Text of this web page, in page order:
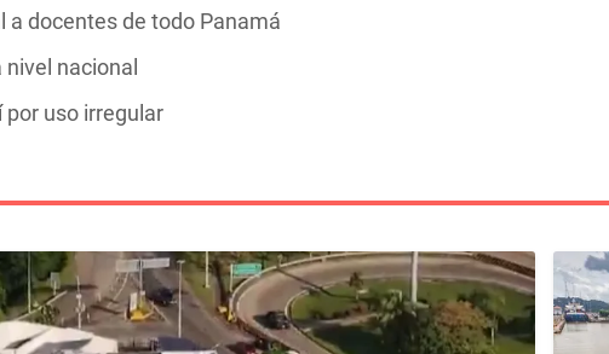
a docentes de todo Panamá
nacional
por uso irregular